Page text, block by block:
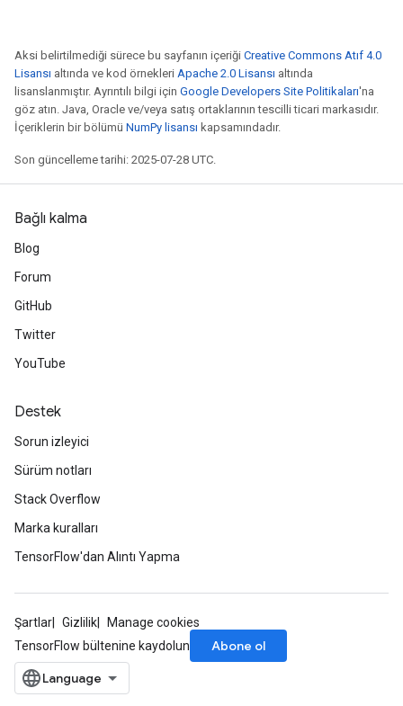
Aksi belirtilmediği sürece bu sayfanın içeriği Creative Commons Atıf 4.0
Lisansı altında ve kod örnekleri Apache 2.0 Lisansı altında
lisanslanmıştır. Ayrıntılı bilgi için Google Developers Site Politikaları'na
göz atın. Java, Oracle ve/veya satış ortaklarının tescilli ticari markasıdır.
İçeriklerin bir bölümü NumPy lisansı kapsamındadır.
Son güncelleme tarihi: 2025-07-28 UTC.
Bağlı kalma
Blog
Forum
GitHub
Twitter
YouTube
Destek
Sorun izleyici
Sürüm notları
Stack Overflow
Marka kuralları
TensorFlow'dan Alıntı Yapma
Şartlar Gizlilik
Manage cookies
TensorFlow bültenine kaydolun
Abone ol